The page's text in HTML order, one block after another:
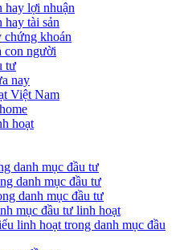
hay lợi nhuận
hay tài sản
chứng khoán
con người
tư
nay
Việt Nam
hoạt
danh mục đầu tư
danh mục đầu tư
danh mục đầu tư
mục đầu tư linh hoạt
linh hoạt trong danh mục đầu